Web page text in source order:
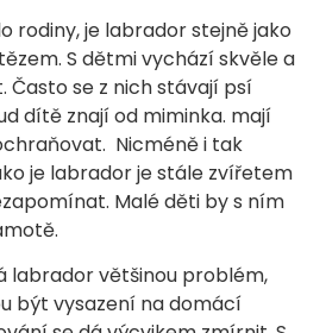
rodiny, je labrador stejně jako
S dětmi vychází skvěle a
Často se z nich stávají psí
dítě znají od miminka. mají
Nicméně i tak
je labrador je stále zvířetem
Malé děti by s ním
labrador většinou problém,
být vysazení na domácí